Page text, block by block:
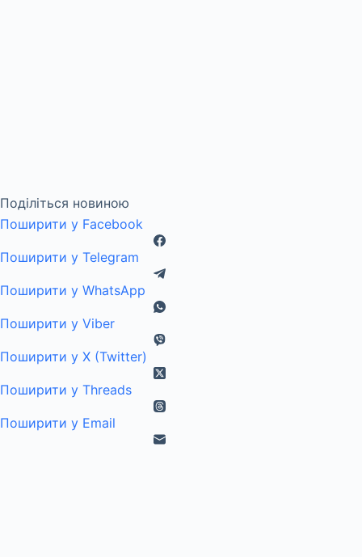
Поділіться новиною
Поширити у Facebook
Поширити у Telegram
Поширити у WhatsApp
Поширити у Viber
Поширити у X (Twitter)
Поширити у Threads
Поширити у Email